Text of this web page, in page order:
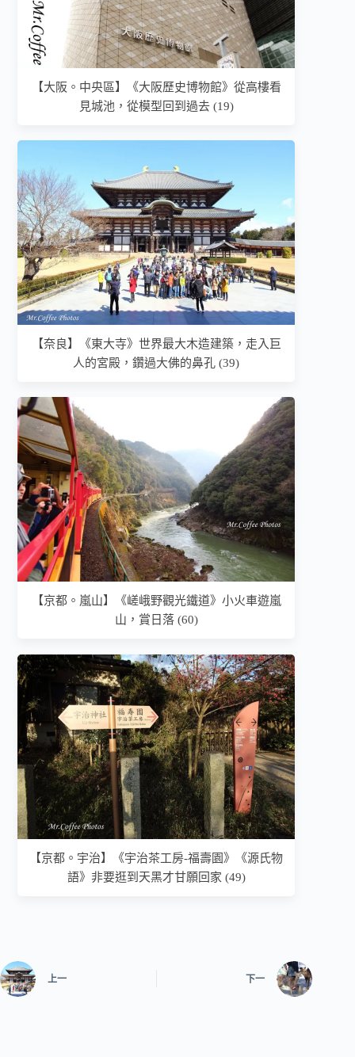
【大阪。中央區】《大阪歷史博物館》從高樓看
見城池，從模型回到過去 (19)
【奈良】《東大寺》世界最大木造建築，走入巨
人的宮殿，鑽過大佛的鼻孔 (39)
【京都。嵐山】《嵯峨野觀光鐵道》小火車遊嵐
山，賞日落 (60)
【京都。宇治】《宇治茶工房-福壽園》《源氏物
語》非要逛到天黑才甘願回家 (49)
上一 下一